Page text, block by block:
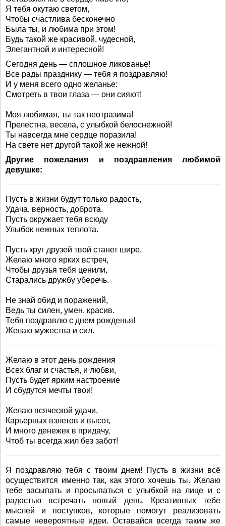
Я тебя окутаю светом,
Чтобы счастлива бесконечно
Была ты, и любима при этом!
Будь такой же красивой, чудесной,
Элегантной и интересной!
Сегодня день — сплошное ликованье!
Все рады празднику — тебя я поздравляю!
И у меня всего одно желанье:
Смотреть в твои глаза — они сияют!
Моя любимая, ты так неотразима!
Прелестна, весела, с улыбкой белоснежной!
Ты навсегда мне сердце поразила!
На свете нет другой такой же нежной!
Другие пожелания и поздравления любимой
девушке:
Пусть в жизни будут только радость,
Удача, верность, доброта.
Пусть окружает тебя всюду
Улыбок нежных теплота.
Пусть круг друзей твой станет шире,
Желаю много ярких встреч,
Чтобы друзья тебя ценили,
Старались дружбу уберечь.
Не знай обид и поражений,
Ведь ты силен, умен, красив.
Тебя поздравлю с днем рожденья!
Желаю мужества и сил.
Желаю в этот день рождения
Всех благ и счастья, и любви,
Пусть будет ярким настроение
И сбудутся мечты твои!
Желаю всяческой удачи,
Карьерных взлетов и высот,
И много денежек в придачу,
Чтоб ты всегда жил без забот!
Я поздравляю тебя с твоим днем! Пусть в жизни всё
осуществится именно так, как этого хочешь ты. Желаю
тебе засыпать и просыпаться с улыбкой на лице и с
радостью встречать новый день. Креативных тебе
мыслей и поступков, которые помогут реализовать
самые невероятные идеи. Оставайся всегда таким же